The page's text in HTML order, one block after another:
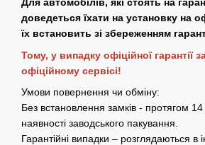
доведеться їхати на установку на
їх встановить зі збереженням
Тому, у випадку офіційної гарантії
офіційному сервісі!
Умови повернення чи обміну:
Без встановлення замків - протягом 14
наявності заводського пакування.
Гарантійні випадки – розглядаються в